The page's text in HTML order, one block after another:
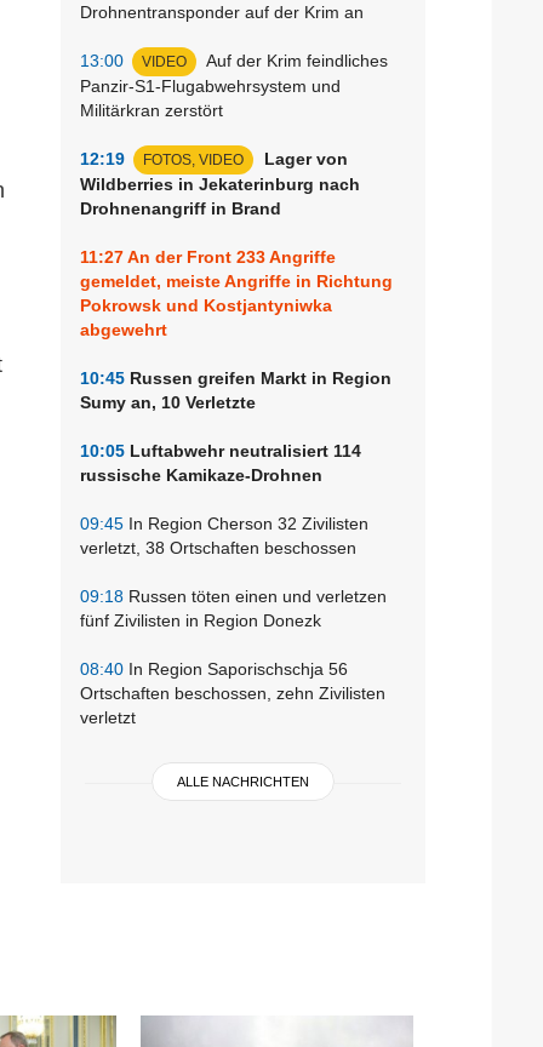
Drohnentransponder auf der Krim an
13:00 VIDEO
Auf der Krim feindliches
Panzir-S1-Flugabwehrsystem und
Militärkran zerstört
12:19 FOTOS, VIDEO
Lager von
Wildberries in Jekaterinburg nach
Drohnenangriff in Brand
11:27An der Front 233 Angriffe
gemeldet, meiste Angriffe in Richtung
Pokrowsk und Kostjantyniwka
abgewehrt
10:45 Russen greifen Markt in Region
Sumy an, 10 Verletzte
10:05 Luftabwehr neutralisiert 114
russische Kamikaze-Drohnen
09:45 In Region Cherson 32 Zivilisten
verletzt, 38 Ortschaften beschossen
09:18 Russen töten einen und verletzen
fünf Zivilisten in Region Donezk
08:40 In Region Saporischschja 56
Ortschaften beschossen, zehn Zivilisten
verletzt
ALLE NACHRICHTEN